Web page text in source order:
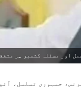
اور مسئلہ کشمیر پر
جمہوری تسلسل،